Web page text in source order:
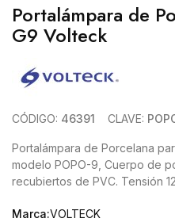
Portalámpara de
G9 Volteck
CÓDIGO: 46391 CLAVE:
Portalámpara de Porcelana
modelo POPO-9, Cuerpo de
recubiertos de PVC. Tensión
Marca:VOLTECK